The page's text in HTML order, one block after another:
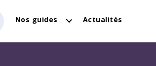
Nos guides Actualités